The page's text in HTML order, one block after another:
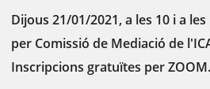
Dijous 21/01/2021, a les 10 i a
per Comissió de Mediació de
Inscripcions gratuïtes per ZOOM.